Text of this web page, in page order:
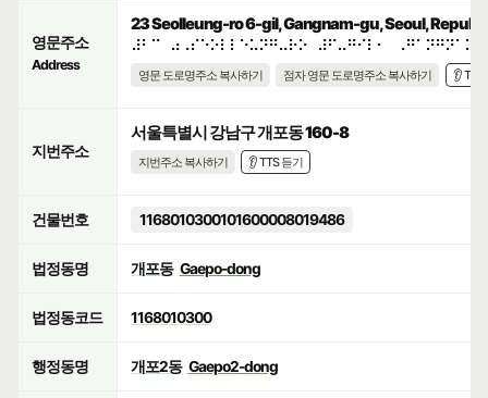
영문주소
Address
23 Seolleung-ro 6-gil, Gangnam-gu, Seoul,
영문 도로명주소 복사하기 점자 영문 도로명주소 복사하기 👂 TTS
지번주소
서울특별시 강남구 개포동 160-8
지번주소 복사하기 👂 TTS 듣기
건물번호 1168010300101600008019486
법정동명 개포동 Gaepo-dong
법정동코드 1168010300
행정동명 개포2동 Gaepo2-dong